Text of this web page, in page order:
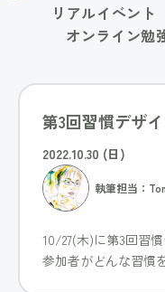
リアルイベント
オンライン勉
第3回習慣デザ
2022.10.30 (日)
執筆担当：
10/27(木)に第3回習
参加者がどんな習慣